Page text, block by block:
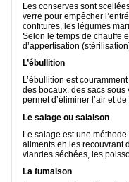
Les conserves sont
verre pour empêcher
confitures, les légumes
Selon le temps de chauffe
d’appertisation
L’ébullition
L’ébullition est
des bocaux, des sacs
permet d’éliminer l’air et
Le salage ou salaison
Le salage est une
aliments en les recouvrant
viandes séchées, les
La fumaison